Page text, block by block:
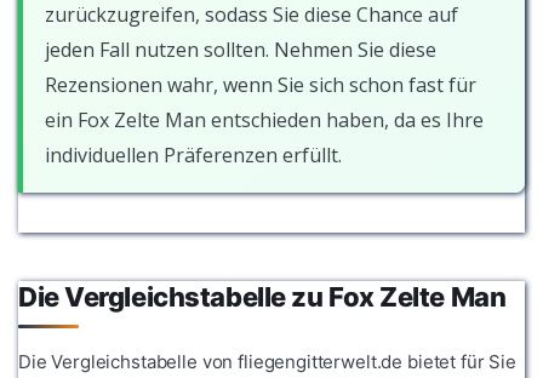
zurückzugreifen, sodass Sie diese Chance auf
jeden Fall nutzen sollten. Nehmen Sie diese
Rezensionen wahr, wenn Sie sich schon fast für
ein Fox Zelte Man entschieden haben, da es Ihre
individuellen Präferenzen erfüllt.
Die Vergleichstabelle zu Fox Zelte Man
Die Vergleichstabelle von fliegengitterwelt.de bietet für Sie